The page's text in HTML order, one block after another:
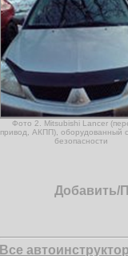
Фото 2. Mitsubishi Lancer
привод, АКПП), оборудованный
безопасности
Добавить/
Все